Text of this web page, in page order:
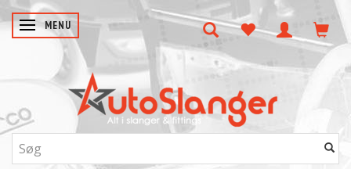
SKIFTE NAVIGATION
MENU